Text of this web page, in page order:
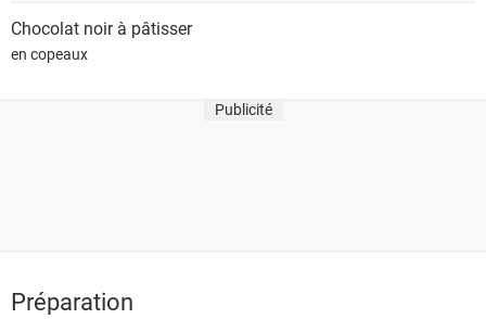
Chocolat noir à pâtisser
en copeaux
Publicité
Préparation